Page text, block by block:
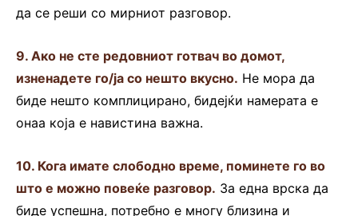
да се реши со мирниот разговор.
9. Ако не сте редовниот готвач во домот,
изненадете го/ја со нешто вкусно. Не мора да
биде нешто комплицирано, бидејќи намерата е
онаа која е навистина важна.
10. Кога имате слободно време, поминете го во
што е можно повеќе разговор. За една врска да
биде успешна, потребно е многу близина и